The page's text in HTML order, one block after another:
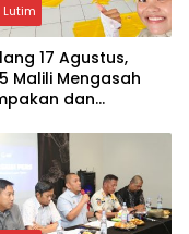
17 Agustus,
5 Malili Mengasah
dan